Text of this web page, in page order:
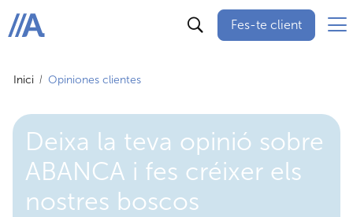
ABANCA
Fes-te client
Inici Opiniones clientes
Deixa la teva opinió sobre
ABANCA i fes créixer els
nostres boscos